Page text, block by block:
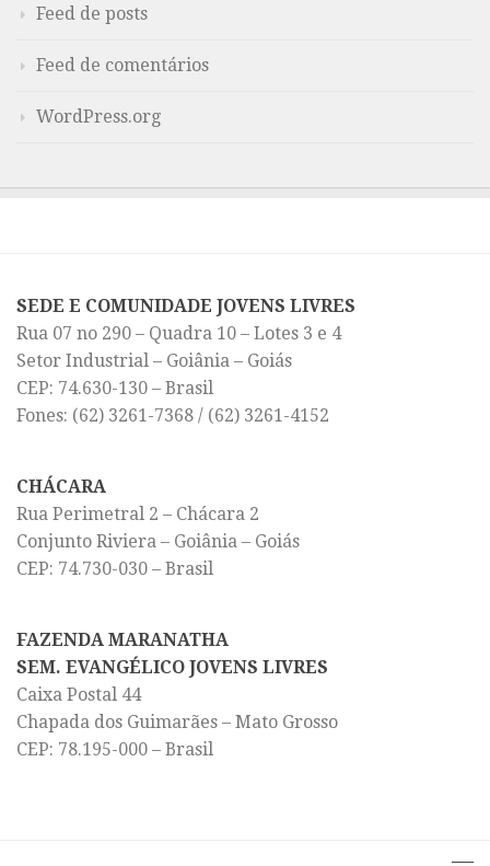
Feed de posts
Feed de comentários
WordPress.org
SEDE E COMUNIDADE JOVENS LIVRES
Rua 07 no 290 – Quadra 10 – Lotes 3 e 4
Setor Industrial – Goiânia – Goiás
CEP: 74.630-130 – Brasil
Fones: (62) 3261-7368 / (62) 3261-4152
CHÁCARA
Rua Perimetral 2 – Chácara 2
Conjunto Riviera – Goiânia – Goiás
CEP: 74.730-030 – Brasil
FAZENDA MARANATHA
SEM. EVANGÉLICO JOVENS LIVRES
Caixa Postal 44
Chapada dos Guimarães – Mato Grosso
CEP: 78.195-000 – Brasil